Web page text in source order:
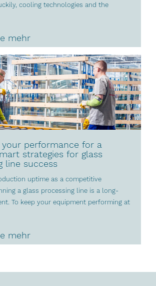
cooling technologies and the
mehr
your performance for a
strategies for glass
line success
uptime as a competitive
a glass processing line is a long-
To keep your equipment performing at
mehr